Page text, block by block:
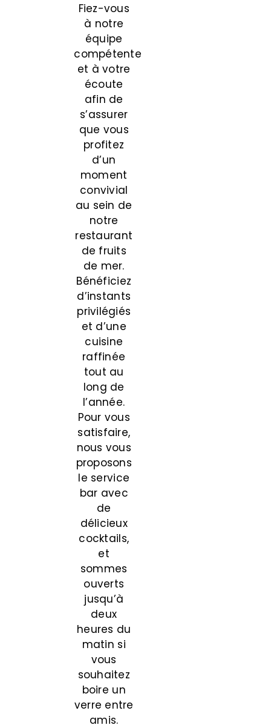
Fiez-vous
à notre
équipe
compétente
et à votre
écoute
afin de
s’assurer
que vous
profitez
d’un
moment
convivial
au sein de
notre
restaurant
de fruits
de mer.
Bénéficiez
d’instants
privilégiés
et d’une
cuisine
raffinée
tout au
long de
l’année.
Pour vous
satisfaire,
nous vous
proposons
le service
bar avec
de
délicieux
cocktails,
et
sommes
ouverts
jusqu’à
deux
heures du
matin si
vous
souhaitez
boire un
verre entre
amis.